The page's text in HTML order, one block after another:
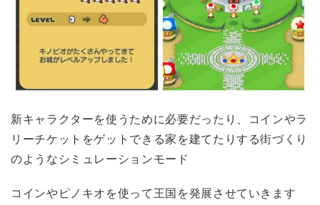
新キャラクターを使うために必要だったり、コインやラ
リーチケットをゲットできる家を建てたりする街づくり
のようなシミュレーションモード
コインやピノキオを使って王国を発展させていきます